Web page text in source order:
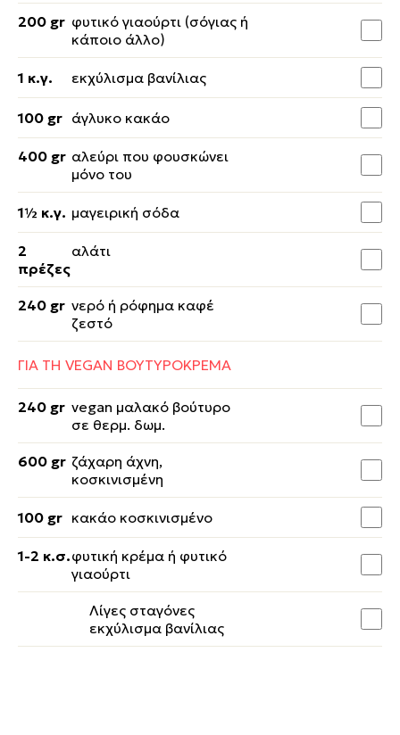
200 gr φυτικό γιαούρτι (σόγιας ή
κάποιο άλλο)
1 κ.γ. εκχύλισμα βανίλιας
100 gr άγλυκο κακάο
400 gr αλεύρι που φουσκώνει
μόνο του
1½ κ.γ. μαγειρική σόδα
2
πρέζες
αλάτι
240 gr νερό ή ρόφημα καφέ
ζεστό
ΓΙΑ ΤΗ VEGAN ΒΟΥΤΥΡΟΚΡΕΜΑ
240 gr vegan μαλακό βούτυρο
σε θερμ. δωμ.
600 gr ζάχαρη άχνη,
κοσκινισμένη
100 gr κακάο κοσκινισμένο
1-2 κ.σ.φυτική κρέμα ή φυτικό
γιαούρτι
Λίγες σταγόνες
εκχύλισμα βανίλιας